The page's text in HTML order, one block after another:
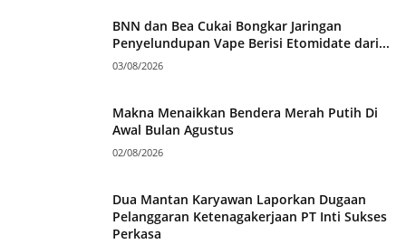
BNN dan Bea Cukai Bongkar Jaringan
Penyelundupan Vape Berisi Etomidate dari...
03/08/2026
Makna Menaikkan Bendera Merah Putih Di
Awal Bulan Agustus
02/08/2026
Dua Mantan Karyawan Laporkan Dugaan
Pelanggaran Ketenagakerjaan PT Inti Sukses
Perkasa